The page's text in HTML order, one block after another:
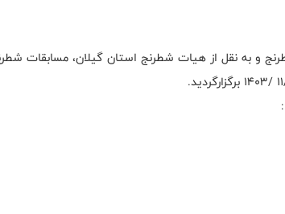
و به نقل از هیات شطرنج استان گیلان، مسابقات